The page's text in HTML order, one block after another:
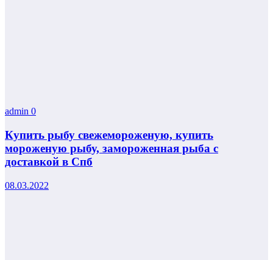
admin 0
Купить рыбу свежемороженую, купить
мороженую рыбу, замороженная рыба с
доставкой в Спб
08.03.2022